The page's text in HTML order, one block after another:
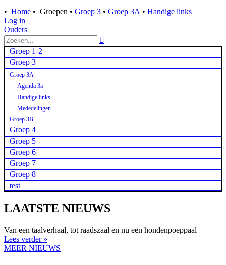
• Home • Groepen • Groep 3 • Groep 3A • Handige links
Log in
Ouders

Groep 1-2
Groep 3
Groep 3A
Agenda 3a
Handige links
Mededelingen
Groep 3B
Groep 4
Groep 5
Groep 6
Groep 7
Groep 8
test
LAATSTE NIEUWS
Van een taalverhaal, tot raadszaal en nu een hondenpoeppaal
Lees verder »
MEER NIEUWS